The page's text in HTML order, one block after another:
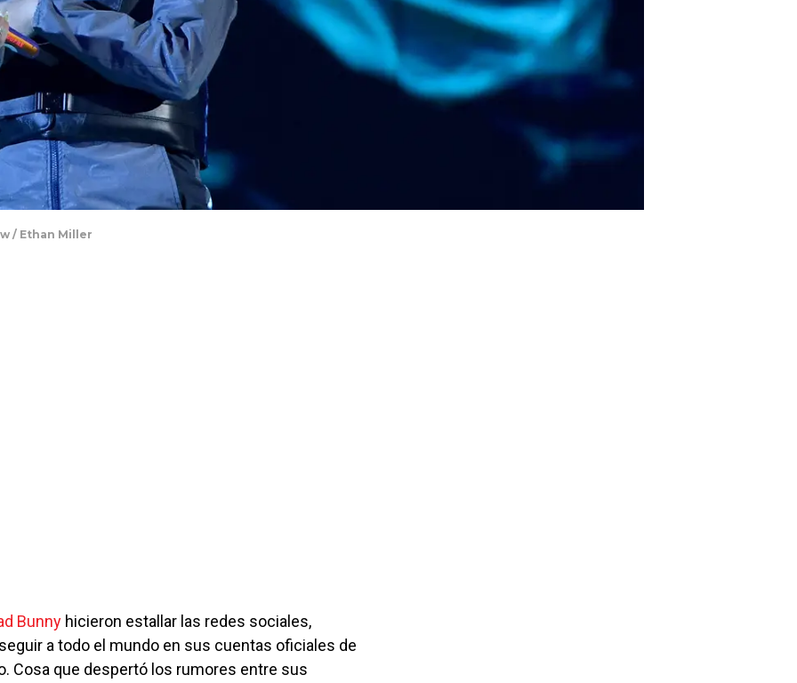
/ Ethan Miller
Bunny hicieron estallar las redes sociales,
a todo el mundo en sus cuentas oficiales de
Cosa que despertó los rumores entre sus